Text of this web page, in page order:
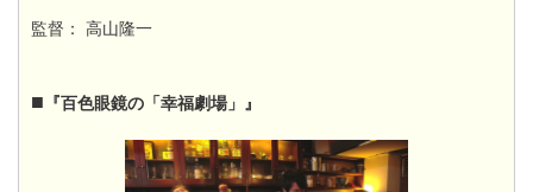
監督： 高山隆一
■ 『百色眼鏡の「幸福劇場」』​